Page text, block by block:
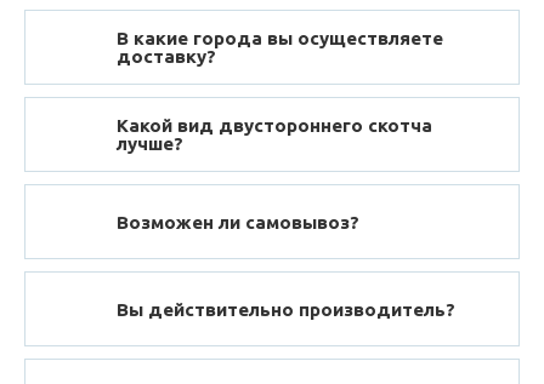
В какие города вы осуществляете
доставку?
Какой вид двустороннего скотча
лучше?
Возможен ли самовывоз?
Вы действительно производитель?